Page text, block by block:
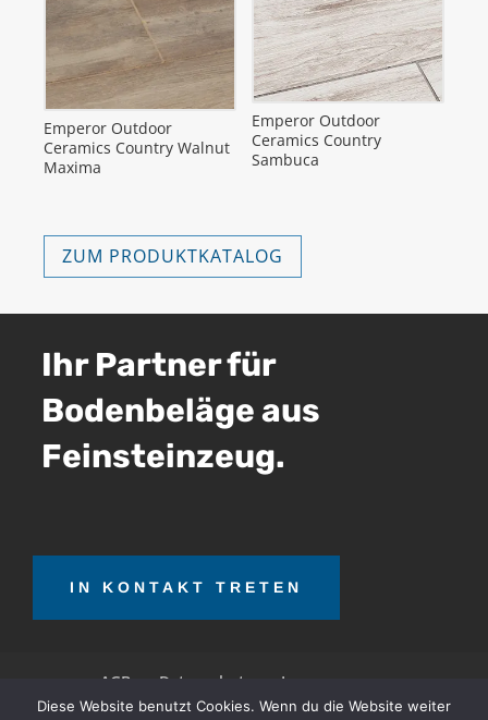
Emperor Outdoor
Ceramics Country Walnut
Maxima
Emperor Outdoor
Ceramics Country
Sambuca
ZUM PRODUKTKATALOG
Ihr Partner für
Bodenbeläge aus
Feinsteinzeug.
IN KONTAKT TRETEN
AGB Datenschutz Impressum
Diese Website benutzt Cookies. Wenn du die Website weiter